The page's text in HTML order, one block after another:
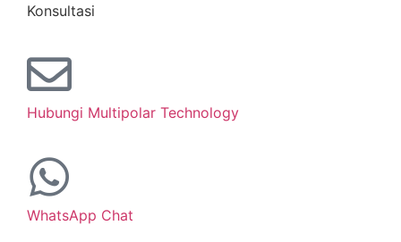
Konsultasi
Hubungi Multipolar Technology
WhatsApp Chat